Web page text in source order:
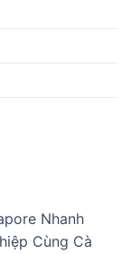
Nhanh
Cùng Cà